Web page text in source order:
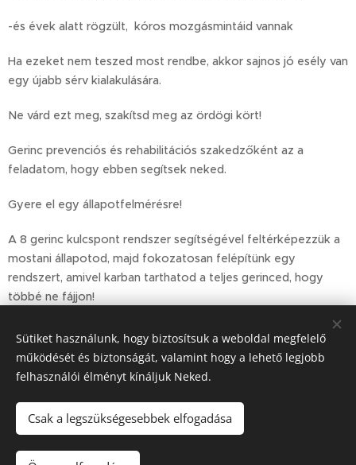
-és évek alatt rögzült, kóros mozgásmintáid vannak
Ha ezeket nem teszed most rendbe, akkor sajnos jó esély van
egy újabb sérv kialakulására.
Ne várd ezt meg, szakítsd meg az ördögi kört!
Gerinc prevenciós és rehabilitációs szakedzőként az a
feladatom, hogy ebben segítsek neked.
Gyere el egy állapotfelmérésre!
A 8 gerinc kulcspont rendszer segítségével feltérképezzük a
mostani állapotod, majd fokozatosan felépítünk egy
rendszert, amivel karban tarthatod a teljes gerinced, hogy
többé ne fájjon!
Share
Sütiket használunk, hogy biztosítsuk a weboldal megfelelő
működését és biztonságát, valamint hogy a lehető legjobb
felhasználói élményt kínáljuk Neked.
Csak a legszükségesebbek elfogadása